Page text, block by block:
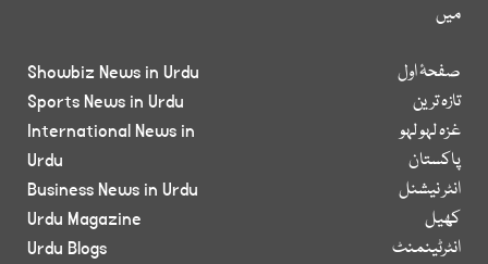
میں
صفحۂ اول
تازہ ترین
غزہ لہو لہو
پاکستان
انٹر نیشنل
کھیل
انٹرٹینمنٹ
Showbiz News in Urdu
Sports News in Urdu
International News in
Urdu
Business News in Urdu
Urdu Magazine
Urdu Blogs